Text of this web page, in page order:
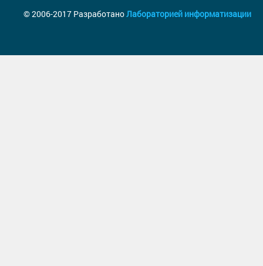
© 2006-2017 РазработаноЛабораторией информатизации